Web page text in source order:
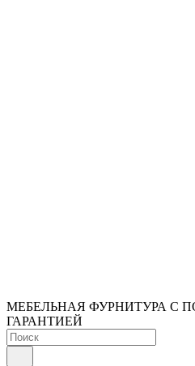
МЕБЕЛЬНАЯ ФУРНИТУРА С
ГАРАНТИЕЙ